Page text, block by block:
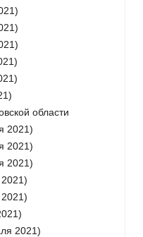
области
2021)
2021)
2021)
2021)